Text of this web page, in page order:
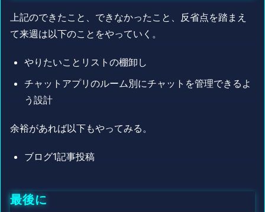
上記のできたこと、できなかったこと、反省点を踏まえ
て来週は以下のことをやっていく。
やりたいことリストの棚卸し
チャットアプリのルーム別にチャットを管理できるよ
う設計
余裕があれば以下もやってみる。
ブログ1記事投稿
最後に